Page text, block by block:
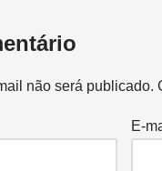
não será publicado.
E-